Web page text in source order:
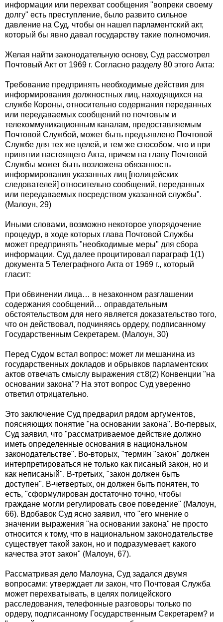
информации или перехват сообщения "вопреки своему
долгу" есть преступление, было развито сильное
давление на Суд, чтобы он нашел парламентский акт,
который бы явно давал государству такие полномочия.
Желая найти законодательную основу, Суд рассмотрел
Почтовый Акт от 1969 г. Согласно разделу 80 этого Акта:
Требование предпринять необходимые действия для
информирования должностных лиц, находящихся на
службе Короны, относительно содержания переданных
или передаваемых сообщений по почтовым и
телекоммуникационным каналам, предоставляемым
Почтовой Службой, может быть предъявлено Почтовой
Службе для тех же целей, и тем же способом, что и при
принятии настоящего Акта, причем на главу Почтовой
Службы может быть возложена обязанность
информирования указанных лиц [полицейских
следователей] относительно сообщений, переданных
или передаваемых посредством указанной службы".
(Малоун, 29)
Иными словами, возможно некоторое упорядочение
процедур, в ходе которых глава Почтовой Службы
может предпринять "необходимые меры" для сбора
информации. Суд далее процитировал параграф 1(1)
документа 5 Телеграфного Акта от 1969 г., который
гласит:
При обвинении лица… в незаконном разглашении
содержания сообщений… оправдательным
обстоятельством для него является доказательство того,
что он действовал, подчиняясь ордеру, подписанному
Государственным Секретарем. (Малоун, 30)
Перед Судом встал вопрос: может ли мешанина из
государственных докладов и обрывков парламентских
актов отвечать смыслу выражения ст.8(2) Конвенции "на
основании закона"? На этот вопрос Суд уверенно
ответил отрицательно.
Это заключение Суд предварил рядом аргументов,
поясняющих понятие "на основании закона". Во-первых,
Суд заявил, что "рассматриваемое действие должно
иметь определенные основания в национальном
законодательстве". Во-вторых, "термин "закон" должен
интерпретироваться не только как писаный закон, но и
как неписаный". В-третьих, "закон должен быть
доступен". В-четвертых, он должен быть понятен, то
есть, "сформулирован достаточно точно, чтобы
граждане могли регулировать свое поведение" (Малоун,
66). Вдобавок Суд ясно заявил, что "его мнение о
значении выражения "на основании закона" не просто
относится к тому, что в национальном законодательстве
существует такой закон, но и подразумевает, какого
качества этот закон" (Малоун, 67).
Рассматривая дело Малоуна, Суд задался двумя
вопросами: утверждает ли закон, что Почтовая Служба
может перехватывать, в целях полицейского
расследования, телефонные разговоры только по
ордеру, подписанному Государственным Секретарем? и